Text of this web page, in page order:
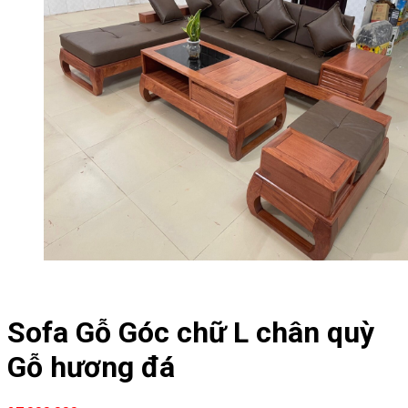
Sofa Gỗ Góc chữ L chân quỳ
Gỗ hương đá